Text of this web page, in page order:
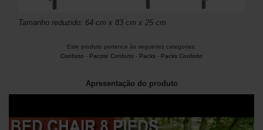
Tamanho reduzido: 64 cm x 83 cm x 25 cm
Este produto pertence às seguintes categorias:
Conforto - Pacote Conforto - Packs - Packs Conforto
Apresentação do produto